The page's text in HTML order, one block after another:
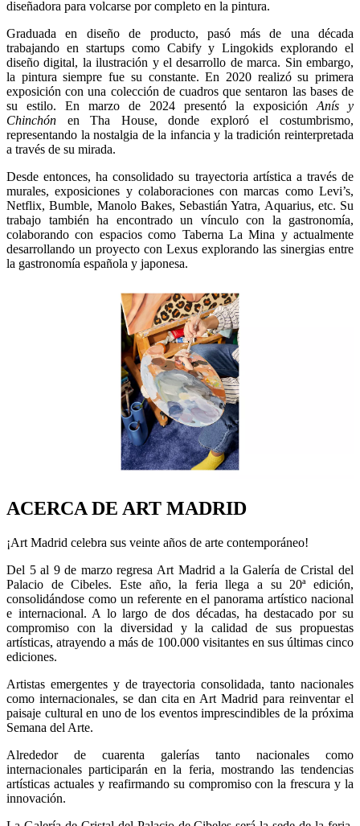
diseñadora para volcarse por completo en la pintura.
Graduada en diseño de producto, pasó más de una década
trabajando en startups como Cabify y Lingokids explorando el
diseño digital, la ilustración y el desarrollo de marca. Sin embargo,
la pintura siempre fue su constante. En 2020 realizó su primera
exposición con una colección de cuadros que sentaron las bases de
su estilo. En marzo de 2024 presentó la exposición Anís y
Chinchón en Tha House, donde exploró el costumbrismo,
representando la nostalgia de la infancia y la tradición reinterpretada
a través de su mirada.
Desde entonces, ha consolidado su trayectoria artística a través de
murales, exposiciones y colaboraciones con marcas como Levi’s,
Netflix, Bumble, Manolo Bakes, Sebastián Yatra, Aquarius, etc. Su
trabajo también ha encontrado un vínculo con la gastronomía,
colaborando con espacios como Taberna La Mina y actualmente
desarrollando un proyecto con Lexus explorando las sinergias entre
la gastronomía española y japonesa.
​ACERCA DE ART MADRID
¡Art Madrid celebra sus veinte años de arte contemporáneo!
Del 5 al 9 de marzo regresa Art Madrid a la Galería de Cristal del
Palacio de Cibeles. Este año, la feria llega a su 20ª edición,
consolidándose como un referente en el panorama artístico nacional
e internacional. A lo largo de dos décadas, ha destacado por su
compromiso con la diversidad y la calidad de sus propuestas
artísticas, atrayendo a más de 100.000 visitantes en sus últimas cinco
ediciones.
Artistas emergentes y de trayectoria consolidada, tanto nacionales
como internacionales, se dan cita en Art Madrid para reinventar el
paisaje cultural en uno de los eventos imprescindibles de la próxima
Semana del Arte.
Alrededor de cuarenta galerías tanto nacionales como
internacionales participarán en la feria, mostrando las tendencias
artísticas actuales y reafirmando su compromiso con la frescura y la
innovación.